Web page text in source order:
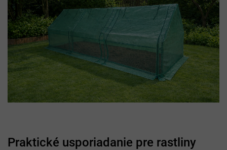
Praktické usporiadanie pre rastliny